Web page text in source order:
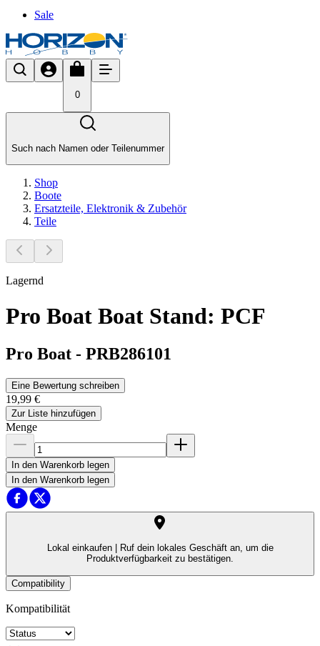
Sale
0
Such nach Namen oder Teilenummer
Shop
Boote
Ersatzteile, Elektronik & Zubehör
Teile
Lagernd
Pro Boat Boat Stand: PCF
Pro Boat - PRB286101
Eine Bewertung schreiben
19,99 €
Zur Liste hinzufügen
Menge
In den Warenkorb legen
In den Warenkorb legen
Lokal einkaufen |
Ruf dein lokales Geschäft an, um die
Produktverfügbarkeit zu bestätigen.
Compatibility
Kompatibilität